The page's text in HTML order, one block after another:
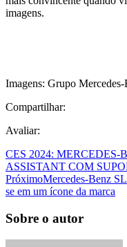
imagens.
Imagens: Grupo
Compartilhar:
Avaliar:
CES 2024:
ASSISTANT COM
PróximoMercedes-Benz
se em um ícone da marca
Sobre o autor